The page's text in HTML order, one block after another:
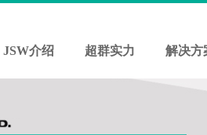
JSW介绍 超群实力 解决方